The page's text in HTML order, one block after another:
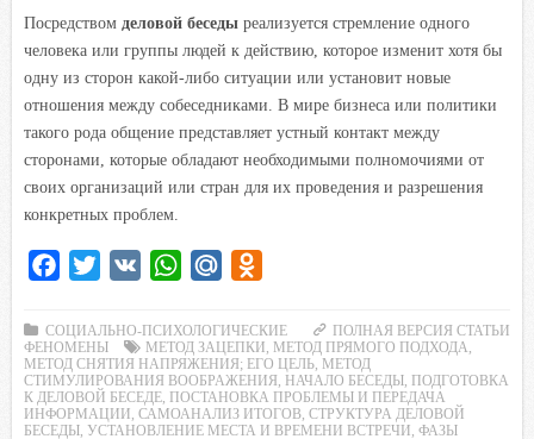
Посредством деловой беседы реализуется стремление одного
человека или группы людей к действию, которое изменит хотя бы
одну из сторон какой-либо ситуации или установит новые
отношения между собеседниками. В мире бизнеса или политики
такого рода общение представляет устный контакт между
сторонами, которые обладают необходимыми полномочиями от
своих организаций или стран для их проведения и разрешения
конкретных проблем.
c
e
b
o
i
t
t
e
W
a
t
s
A
i
l
.
R
n
o
k
l
ПОЛНАЯ ВЕРСИЯ СТАТЬИ
СОЦИАЛЬНО-ПСИХОЛОГИЧЕСКИЕ
ФЕНОМЕНЫ
МЕТОД ЗАЦЕПКИ МЕТОД ПРЯМОГО ПОДХОДА
МЕТОД СНЯТИЯ НАПРЯЖЕНИЯ; ЕГО ЦЕЛЬ
МЕТОД
СТИМУЛИРОВАНИЯ ВООБРАЖЕНИЯ
НАЧАЛО БЕСЕДЫ
ПОДГОТОВКА
К ДЕЛОВОЙ БЕСЕДЕ
ПОСТАНОВКА ПРОБЛЕМЫ И ПЕРЕДАЧА
ИНФОРМАЦИИ САМОАНАЛИЗ ИТОГОВ СТРУКТУРА ДЕЛОВОЙ
БЕСЕДЫ УСТАНОВЛЕНИЕ МЕСТА И ВРЕМЕНИ ВСТРЕЧИ ФАЗЫ